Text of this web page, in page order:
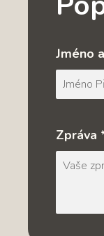
Jméno
Zpráva